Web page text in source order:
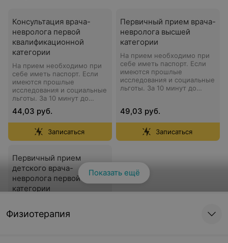
Консультация врача-
невролога первой
квалификационной
категории
На прием необходимо при
себе иметь паспорт. Если
имеются прошлые
исследования и социальные
льготы. За 10 минут до
клинике. Для
подтверждения записи с
Вами свяжется
44,03 руб.
Записаться
Первичный прием врача-
невролога высшей
категории
На прием необходимо при
себе иметь паспорт. Если
имеются прошлые
исследования и социальные
льготы. За 10 минут до
подтверждения записи с
администратор.
49,03 руб.
Записаться
Первичный прием
детского врача-
невролога первой
категории
имеются прошлые
Показать ещё
Физиотерапия